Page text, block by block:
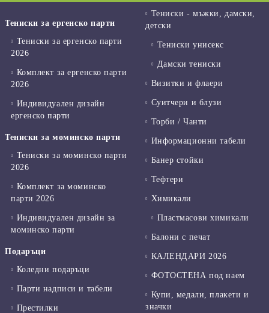
Тениски за ергенско парти
Тениски за ергенско парти
2026
Комплект за ергенско парти
2026
Индивидуален дизайн
ергенско парти
Тениски за моминско парти
Тениски за моминско парти
2026
Комплект за моминско
парти 2026
Индивидуален дизайн за
моминско парти
Подаръци
Коледни подаръци
Парти надписи и табели
Престилки
Тениски - мъжки, дамски,
детски
Тениски унисекс
Дамски тениски
Визитки и флаери
Суитчери и блузи
Торби / Чанти
Информационни табели
Банер стойки
Тефтери
Химикали
Пластмасови химикали
Балони с печат
КАЛЕНДАРИ 2026
ФОТОСТЕНА под наем
Купи, медали, плакети и
значки